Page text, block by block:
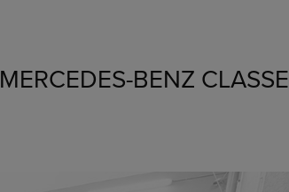
MERCEDES-BENZ CLASSE